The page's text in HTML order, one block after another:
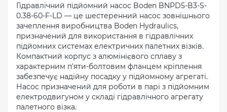
Гідравлічний підйомний насос Boden BNPD5-B3-S-
0.38-60-F-LD — це шестеренний насос зовнішнього
зачеплення виробництва Boden Hydraulics,
призначений для використання в гідравлічних
підйомних системах електричних палетних візків.
Компактний корпус з алюмінієвого сплаву з
характерним п'яти-болтовим фланцем кріплення
забезпечує надійну посадку у підйомному агрегаті.
Насос призначений для роботи в парі з підйомним
електродвигуном у складі гідравлічного агрегату
палетного візка.